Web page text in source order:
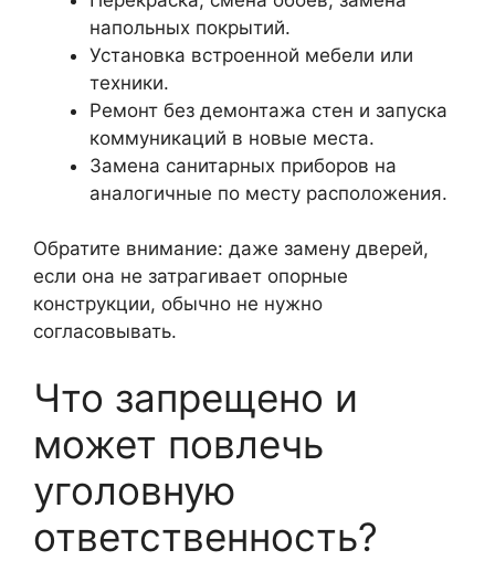
напольных покрытий.
Установка встроенной мебели или
техники.
Ремонт без демонтажа стен и запуска
коммуникаций в новые места.
Замена санитарных приборов на
аналогичные по месту расположения.
Обратите внимание: даже замену дверей,
если она не затрагивает опорные
конструкции, обычно не нужно
согласовывать.
Что запрещено и
может повлечь
уголовную
ответственность?